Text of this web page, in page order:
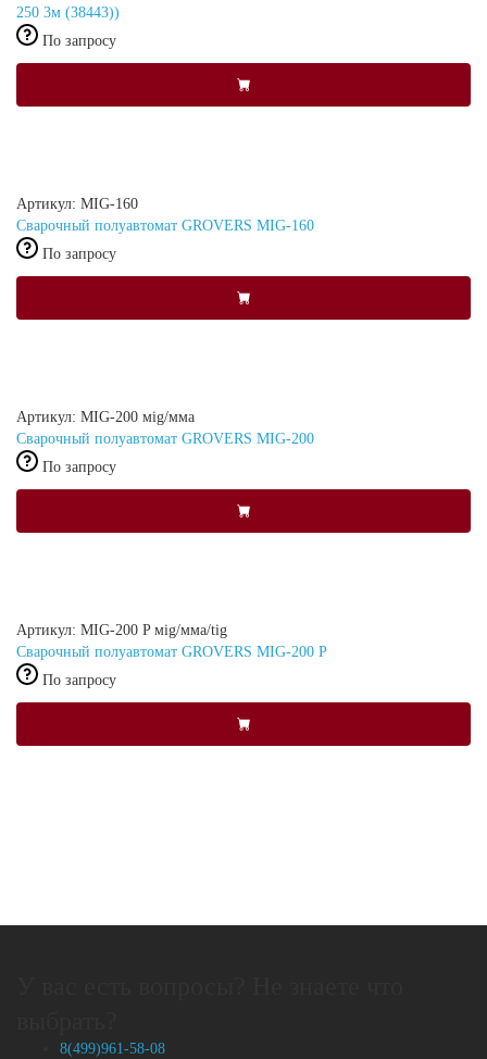
250 3м (38443))
По запросу
Артикул: MIG-160
Сварочный полуавтомат GROVERS MIG-160
По запросу
Артикул: MIG-200 мig/мма
Сварочный полуавтомат GROVERS MIG-200
По запросу
Артикул: MIG-200 P мig/мма/tig
Сварочный полуавтомат GROVERS MIG-200 P
По запросу
8(499)961-58-08